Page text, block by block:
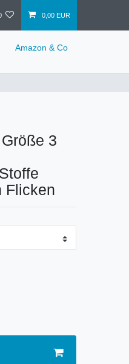
0,00 EUR
Amazon & Co
3
Flicken